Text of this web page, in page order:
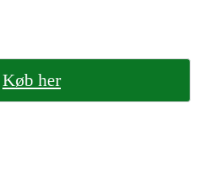
Køb her